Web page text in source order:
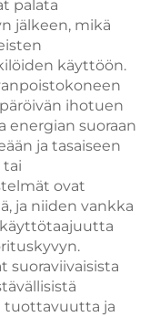
palata
jälkeen, mikä
käyttöön.
ihotuen
energian suoraan
ja tasaiseen
tai
ovat
ja niiden vankka
tuottavuutta ja